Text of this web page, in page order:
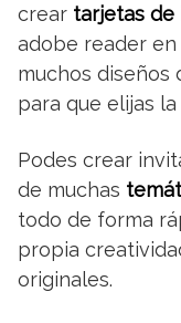
crear tarjetas de
adobe reader en
muchos diseños
para que elijas
Podes crear
de muchas
todo de forma
propia
originales.